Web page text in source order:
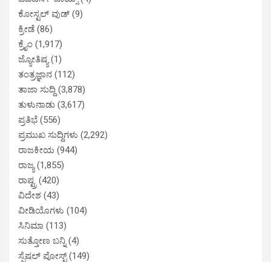
ಕೋಸ್ಟಲ್ ವುಡ್ (9)
ಕ್ರೀಡೆ (86)
ಕ್ರೈಂ (1,917)
ಜ್ಯೋತಿಷ್ಯ(1)
ತಂತ್ರಜ್ಞಾನ (112)
ತಾಜಾ ಸುದ್ದಿ (3,878)
ತುಳುನಾಡು (3,617)
ಪ್ರತಿಭೆ (556)
ಪ್ರಮುಖ ಸುದ್ದಿಗಳು (2,292)
ರಾಜಕೀಯ (944)
ರಾಜ್ಯ(1,855)
ರಾಷ್ಟ್ರ (420)
ವಿದೇಶ (43)
ವೀಡಿಯೊಗಳು (104)
ಸಿನಿಮಾ (113)
ಸುತ್ತೋಣ ಬನ್ನಿ(4)
ಸ್ಪೆಷಲ್ ಪೋಸ್ಟ್(149)